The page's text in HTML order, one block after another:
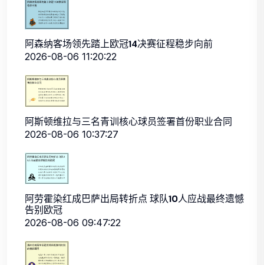
阿森纳客场领先踏上欧冠14决赛征程稳步向前
2026-08-06 11:20:22
阿斯顿维拉与三名青训核心球员签署首份职业合同
2026-08-06 10:37:27
阿劳霍染红成巴萨出局转折点 球队10人应战最终遗憾
告别欧冠
2026-08-06 09:47:22